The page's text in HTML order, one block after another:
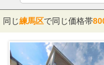
同じ練馬区で同じ価格帯